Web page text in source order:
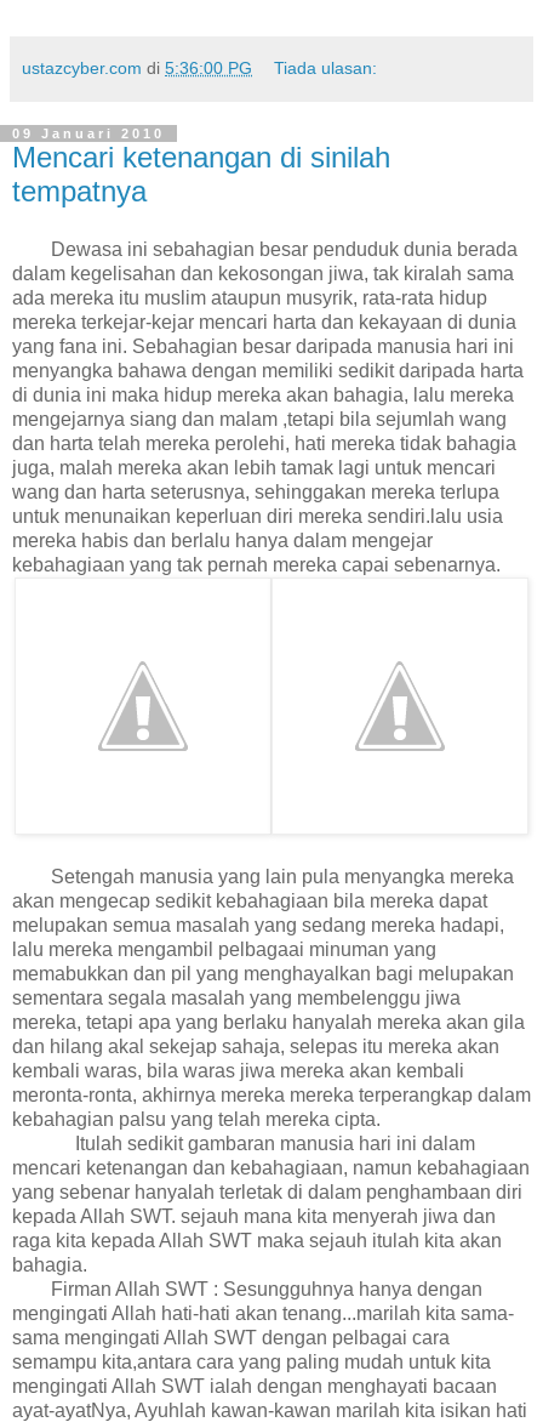
ustazcyber.com di 5:36:00 PG Tiada ulasan:
09 Januari 2010
Mencari ketenangan di sinilah
tempatnya
Dewasa ini sebahagian besar penduduk dunia berada
dalam kegelisahan dan kekosongan jiwa, tak kiralah sama
ada mereka itu muslim ataupun musyrik, rata-rata hidup
mereka terkejar-kejar mencari harta dan kekayaan di dunia
yang fana ini. Sebahagian besar daripada manusia hari ini
menyangka bahawa dengan memiliki sedikit daripada harta
di dunia ini maka hidup mereka akan bahagia, lalu mereka
mengejarnya siang dan malam ,tetapi bila sejumlah wang
dan harta telah mereka perolehi, hati mereka tidak bahagia
juga, malah mereka akan lebih tamak lagi untuk mencari
wang dan harta seterusnya, sehinggakan mereka terlupa
untuk menunaikan keperluan diri mereka sendiri.lalu usia
mereka habis dan berlalu hanya dalam mengejar
kebahagiaan yang tak pernah mereka capai sebenarnya.
Setengah manusia yang lain pula menyangka mereka
akan mengecap sedikit kebahagiaan bila mereka dapat
melupakan semua masalah yang sedang mereka hadapi,
lalu mereka mengambil pelbagaai minuman yang
memabukkan dan pil yang menghayalkan bagi melupakan
sementara segala masalah yang membelenggu jiwa
mereka, tetapi apa yang berlaku hanyalah mereka akan gila
dan hilang akal sekejap sahaja, selepas itu mereka akan
kembali waras, bila waras jiwa mereka akan kembali
meronta-ronta, akhirnya mereka mereka terperangkap dalam
kebahagian palsu yang telah mereka cipta.
Itulah sedikit gambaran manusia hari ini dalam
mencari ketenangan dan kebahagiaan, namun kebahagiaan
yang sebenar hanyalah terletak di dalam penghambaan diri
kepada Allah SWT. sejauh mana kita menyerah jiwa dan
raga kita kepada Allah SWT maka sejauh itulah kita akan
bahagia.
Firman Allah SWT : Sesungguhnya hanya dengan
mengingati Allah hati-hati akan tenang...marilah kita sama-
sama mengingati Allah SWT dengan pelbagai cara
semampu kita,antara cara yang paling mudah untuk kita
mengingati Allah SWT ialah dengan menghayati bacaan
ayat-ayatNya, Ayuhlah kawan-kawan marilah kita isikan hati